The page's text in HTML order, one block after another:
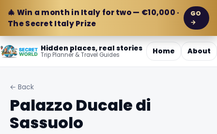
🎄 Win a month in Italy for two — €10,000 ·
The Secret Italy Prize
GO
→
Hidden places, real stories
Trip Planner & Travel Guides Home About
← Back
Palazzo Ducale di
Sassuolo